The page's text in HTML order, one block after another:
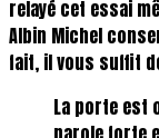
relayé cet essai
Albin Michel
fait, il vous suffit
La porte est